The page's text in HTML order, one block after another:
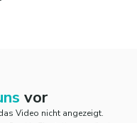
vor
Video nicht angezeigt.